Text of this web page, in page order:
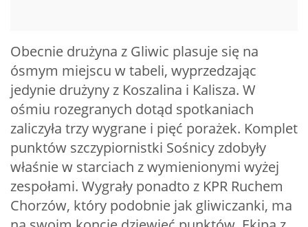
Obecnie drużyna z Gliwic plasuje się na
ósmym miejscu w tabeli, wyprzedzając
jedynie drużyny z Koszalina i Kalisza. W
ośmiu rozegranych dotąd spotkaniach
zaliczyła trzy wygrane i pięć porażek. Komplet
punktów szczypiornistki Sośnicy zdobyły
właśnie w starciach z wymienionymi wyżej
zespołami. Wygrały ponadto z KPR Ruchem
Chorzów, który podobnie jak gliwiczanki, ma